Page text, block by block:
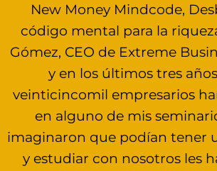
New Money Mindcode,
código mental para la
Gómez, CEO de Extreme
y en los últimos tres
veinticincomil empresarios
en alguno de mis
imaginaron que podían tener
y estudiar con nosotros les